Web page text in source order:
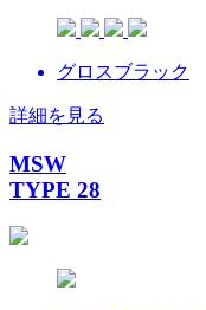
グロスブラック
詳細を見る
MSW
TYPE 28